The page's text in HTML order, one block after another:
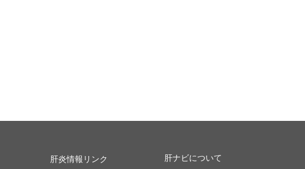
肝炎情報リンク 肝ナビについて